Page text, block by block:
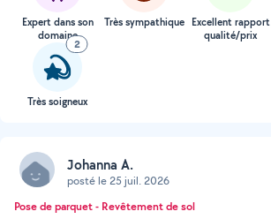
Expert dans son
domaine
Très sympathique Excellent rapport
qualité/prix
2
Très soigneux
Johanna A.
posté le 25 juil. 2026
Pose de parquet - Revêtement de sol